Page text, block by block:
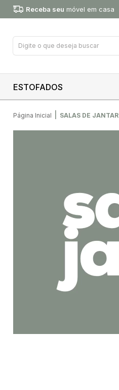
Receba seu móvel em casa
ESTOFADOS
Página Inicial SALAS DE JANTAR